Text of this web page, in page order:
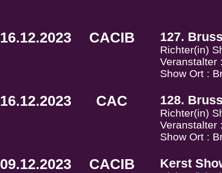
16.12.2023 CACIB 127.
Richter(in)
Veranstalter
Show Ort :
16.12.2023 CAC 128.
Richter(in)
Veranstalter
Show Ort :
09.12.2023 CACIB Kerst